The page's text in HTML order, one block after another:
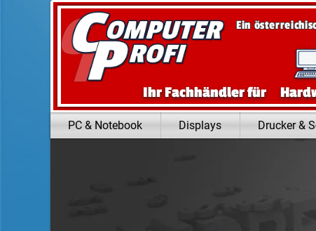
Zum Inhalt springen
Ein
Ihr Fachhändler für
PC & Notebook Displays Drucker &